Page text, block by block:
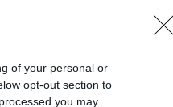
of your personal or
opt-out section to
you may